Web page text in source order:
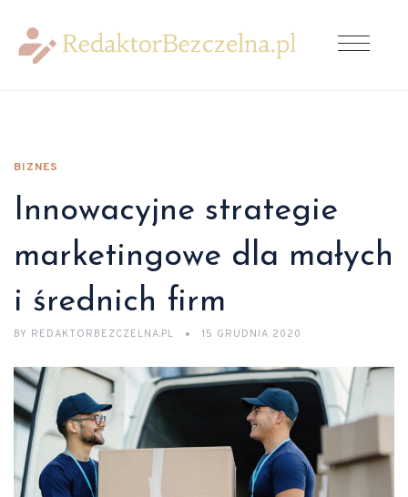
BIZNES
Innowacyjne strategie
marketingowe dla małych
i średnich firm
BY REDAKTORBEZCZELNA.PL 15 GRUDNIA 2020